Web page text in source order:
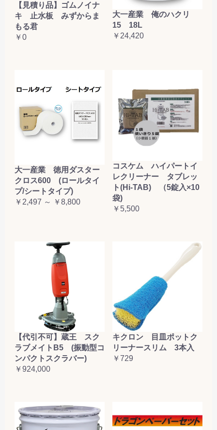
【見積り品】ゴムノイナ
キ 止水板 みずからま
もる君
￥0
大一産業 俺のハクリ
15 18L
￥24,420
大一産業 徳用ダスター
クロス600 (ロールタイ
プ/シートタイプ)
￥2,497 ～ ￥8,800
コスケム ハイパートイ
レクリーナー タブレッ
ト(Hi-TAB) （5錠入×10
袋)
￥5,500
【代引不可】蔵王 スク
ラブメイトB5 (振動型コ
ンパクトスクラバー)
￥924,000
キクロン 目皿ポットク
リーナースリム 3本入
￥729